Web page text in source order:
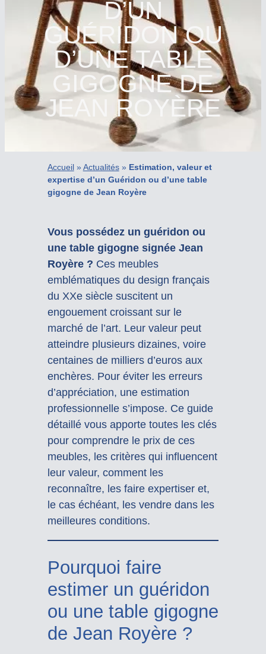
D’UN
GUÉRIDON OU
D’UNE TABLE
GIGOGNE DE
JEAN ROYÈRE
Accueil»Actualités» Estimation, valeur et
expertise d’un Guéridon ou d’une table
gigogne de Jean Royère
Vous possédez un guéridon ou
une table gigogne signée Jean
Royère ? Ces meubles
emblématiques du design français
du XXe siècle suscitent un
engouement croissant sur le
marché de l’art. Leur valeur peut
atteindre plusieurs dizaines, voire
centaines de milliers d’euros aux
enchères. Pour éviter les erreurs
d’appréciation, une estimation
professionnelle s’impose. Ce guide
détaillé vous apporte toutes les clés
pour comprendre le prix de ces
meubles, les critères qui influencent
leur valeur, comment les
reconnaître, les faire expertiser et,
le cas échéant, les vendre dans les
meilleures conditions.
Pourquoi faire
estimer un guéridon
ou une table gigogne
de Jean Royère ?